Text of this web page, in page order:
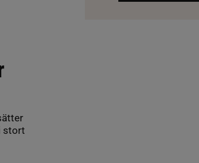
stort